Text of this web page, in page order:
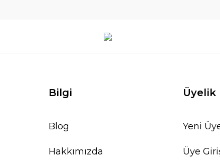
Bilgi
Blog
Hakkımızda
Üyelik
Yeni
Üye